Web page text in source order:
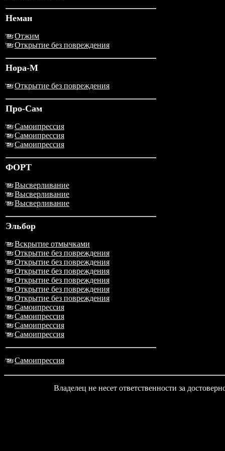
Неман
Отжим
Открытие без повреждения
Нора-М
Открытие без повреждения
Про-Сам
Самоипрессия
Самоипрессия
Самоипрессия
ФОРТ
Высверливание
Высверливание
Высверливание
Эльбор
Вскрытие отмычками
Открытие без повреждения
Открытие без повреждения
Открытие без повреждения
Открытие без повреждения
Открытие без повреждения
Открытие без повреждения
Самоипрессия
Самоипрессия
Самоипрессия
Самоипрессия
Самоипрессия
Владелец не несет ответственности за